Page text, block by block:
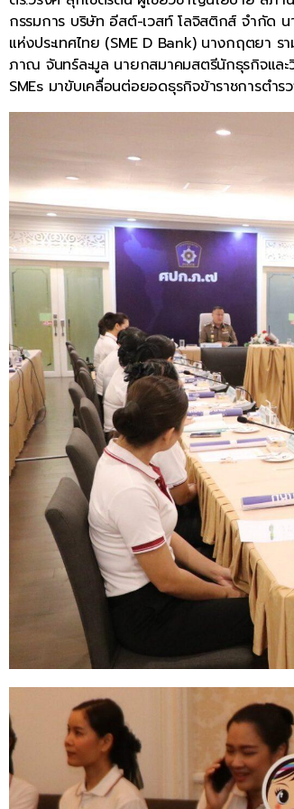
กรรมการ บริษัท อีสต์-เวสท์ โลจิสติกส์ จำกัด
แห่งประเทศไทย (SME D Bank) นางกฤตยา
ภาณ จันทร์ละมูล นายกสมาคมสตรีนักธุรกิจและ
SMEs มาขับเคลื่อนต่อยอดธุรกิจข้าราชการตำร